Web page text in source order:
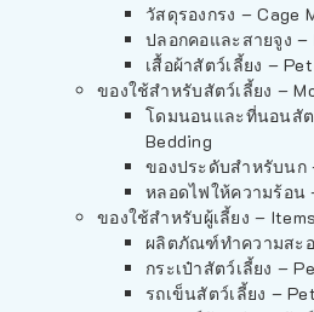
วัสดุรองกรง – Cage
ปลอกคอและสายจูง
เสื้อผ้าสัตว์เลี้ยง –
ของใช้สำหรับสัตว์เลี้ยง –
โดมนอนและที่นอนสัต
Bedding
ของประดับสำหรับนก
หลอดไฟให้ความร้อน
ของใช้สำหรับผู้เลี้ยง –
ผลิตภัณฑ์ทำความสะ
กระเป๋าสัตว์เลี้ยง –
รถเข็นสัตว์เลี้ยง –